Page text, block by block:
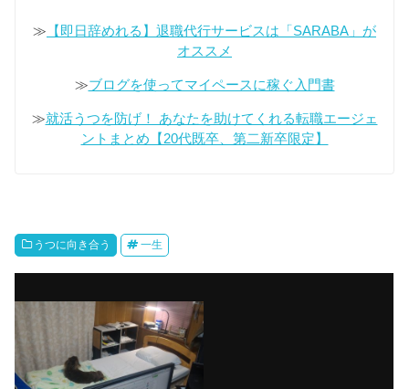
≫ 【即日辞めれる】退職代行サービスは「SARABA」が
オススメ
≫ブログを使ってマイペースに稼ぐ入門書
≫就活うつを防げ！ あなたを助けてくれる転職エージェ
ントまとめ【20代既卒、第二新卒限定】
うつに向き合う 一生